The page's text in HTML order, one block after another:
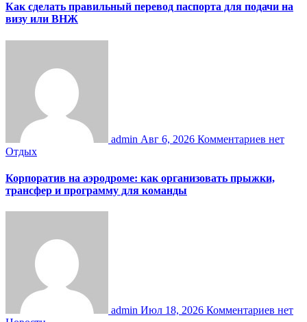
Как сделать правильный перевод паспорта для подачи на
визу или ВНЖ
admin Авг 6, 2026 Комментариев нет
Отдых
Корпоратив на аэродроме: как организовать прыжки,
трансфер и программу для команды
admin Июл 18, 2026 Комментариев нет